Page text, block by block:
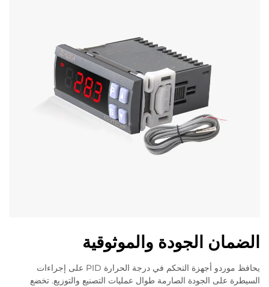
الضمان الجودة والموثوقية
يحافظ موردو أجهزة التحكم في درجة الحرارة PID على إجراءات
السيطرة على الجودة الصارمة طوال عمليات التصنيع والتوزيع. تخضع